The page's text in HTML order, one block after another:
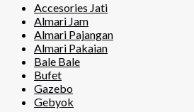
Accesories Jati
Almari Jam
Almari Pajangan
Almari Pakaian
Bale Bale
Bufet
Gazebo
Gebyok